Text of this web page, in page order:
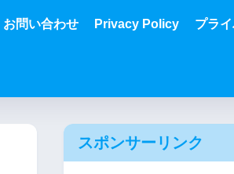
お問い合わせ Privacy Policy プラ
スポンサーリンク